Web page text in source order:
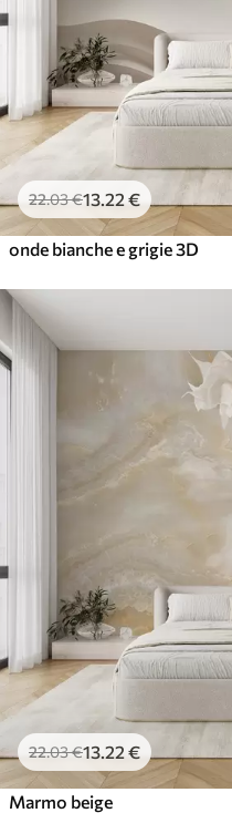
22.03€13.22€
onde bianche e grigie 3D
22.03€13.22€
Marmo beige